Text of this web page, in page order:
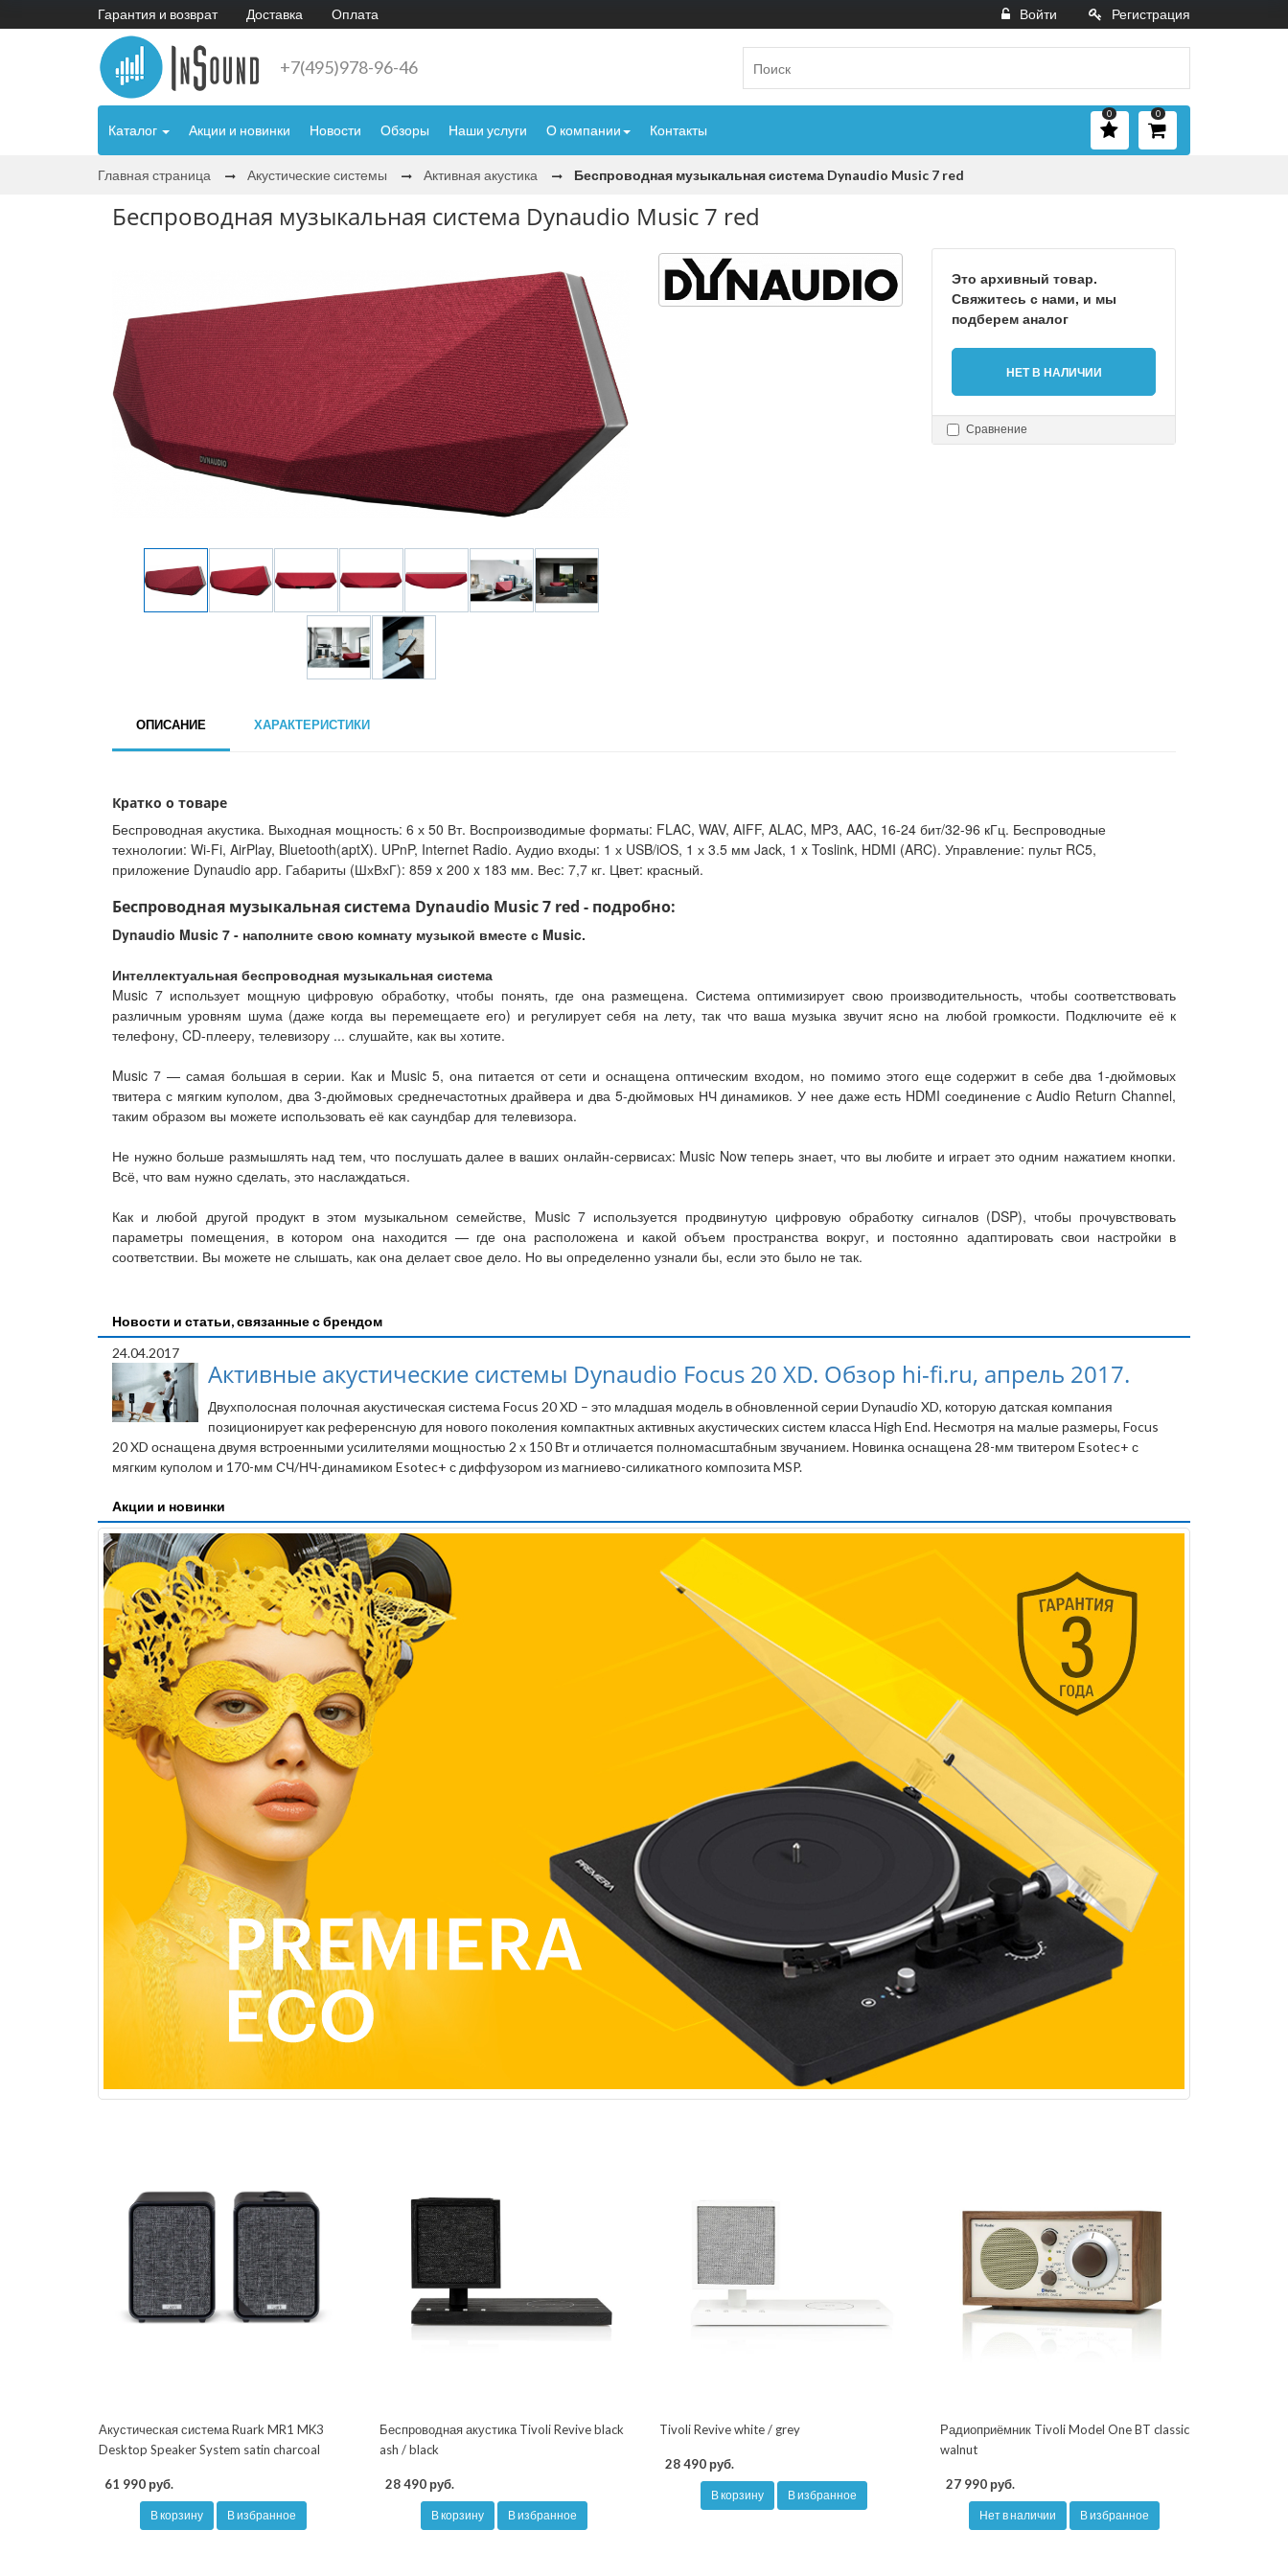
Гарантия и возврат Доставка Оплата Войти Регистрация
+7(495)978-96-46
Каталог Акции и новинки Новости Обзоры Наши услуги О компании Контакты
0
0
Главная страница Акустические системы Активная акустика Беспроводная музыкальная система Dynaudio Music 7 red
Беспроводная музыкальная система Dynaudio Music 7 red
Это архивный товар.
Свяжитесь с нами, и мы
подберем аналог
НЕТ В НАЛИЧИИ
Сравнение
ОПИСАНИЕ ХАРАКТЕРИСТИКИ
Кратко о товаре
Беспроводная акустика. Выходная мощность: 6 х 50 Вт. Воспроизводимые форматы: FLAC, WAV, AIFF, ALAC, MP3, AAC, 16-24 бит/32-96 кГц. Беспроводные
технологии: Wi-Fi, AirPlay, Bluetooth(aptX). UPnP, Internet Radio. Аудио входы: 1 х USB/iOS, 1 х 3.5 мм Jack, 1 x Toslink, HDMI (ARC). Управление: пульт RC5,
приложение Dynaudio app. Габариты (ШхВхГ): 859 x 200 x 183 мм. Вес: 7,7 кг. Цвет: красный.
Беспроводная музыкальная система Dynaudio Music 7 red - подробно:
Dynaudio Music 7 - наполните свою комнату музыкой вместе с Music.
Интеллектуальная беспроводная музыкальная система
Music 7 использует мощную цифровую обработку, чтобы понять, где она размещена. Система оптимизирует свою производительность, чтобы соответствовать
различным уровням шума (даже когда вы перемещаете его) и регулирует себя на лету, так что ваша музыка звучит ясно на любой громкости. Подключите её к
телефону, CD-плееру, телевизору ... слушайте, как вы хотите.
Music 7 — самая большая в серии. Как и Music 5, она питается от сети и оснащена оптическим входом, но помимо этого еще содержит в себе два 1-дюймовых
твитера с мягким куполом, два 3-дюймовых среднечастотных драйвера и два 5-дюймовых НЧ динамиков. У нее даже есть HDMI соединение с Audio Return Channel,
таким образом вы можете использовать её как саундбар для телевизора.
Не нужно больше размышлять над тем, что послушать далее в ваших онлайн-сервисах: Music Now теперь знает, что вы любите и играет это одним нажатием кнопки.
Всё, что вам нужно сделать, это наслаждаться.
Как и любой другой продукт в этом музыкальном семействе, Music 7 используется продвинутую цифровую обработку сигналов (DSP), чтобы прочувствовать
параметры помещения, в котором она находится — где она расположена и какой объем пространства вокруг, и постоянно адаптировать свои настройки в
соответствии. Вы можете не слышать, как она делает свое дело. Но вы определенно узнали бы, если это было не так.
Новости и статьи, связанные с брендом
24.04.2017
Активные акустические системы Dynaudio Focus 20 XD. Обзор hi-fi.ru, апрель 2017.
Двухполосная полочная акустическая система Focus 20 XD – это младшая модель в обновленной серии Dynaudio XD, которую датская компания
позиционирует как референсную для нового поколения компактных активных акустических систем класса High End. Несмотря на малые размеры, Focus
20 XD оснащена двумя встроенными усилителями мощностью 2 х 150 Вт и отличается полномасштабным звучанием. Новинка оснащена 28-мм твитером Esotec+ с
мягким куполом и 170-мм СЧ/НЧ-динамиком Esotec+ с диффузором из магниево-силикатного композита MSP.
Акции и новинки
Акустическая система Ruark MR1 MK3
Desktop Speaker System satin charcoal
61 990 руб.
В корзину В избранное
Беспроводная акустика Tivoli Revive black
ash / black
28 490 руб.
В корзину В избранное
Tivoli Revive white / grey
28 490 руб.
В корзину В избранное
Радиоприёмник Tivoli Model One BT classic
walnut
27 990 руб.
Нет в наличии В избранное